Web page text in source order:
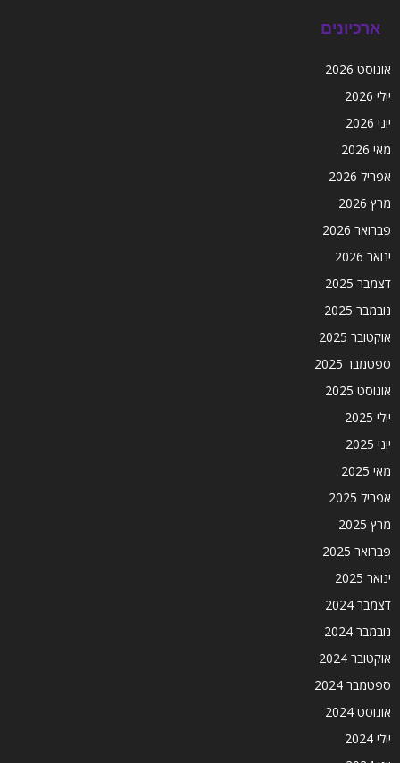
ארכיונים
אוגוסט 2026
יולי 2026
יוני 2026
מאי 2026
אפריל 2026
מרץ 2026
פברואר 2026
ינואר 2026
דצמבר 2025
נובמבר 2025
אוקטובר 2025
ספטמבר 2025
אוגוסט 2025
יולי 2025
יוני 2025
מאי 2025
אפריל 2025
מרץ 2025
פברואר 2025
ינואר 2025
דצמבר 2024
נובמבר 2024
אוקטובר 2024
ספטמבר 2024
אוגוסט 2024
יולי 2024